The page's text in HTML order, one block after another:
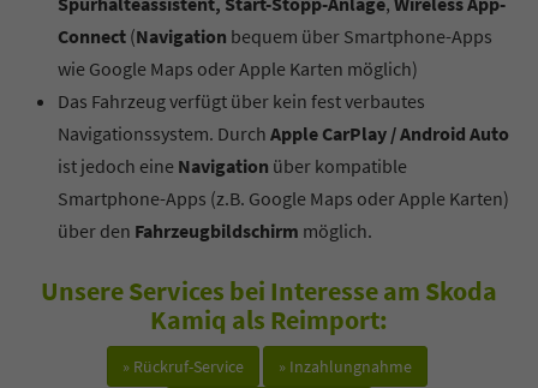
Connect (Navigation bequem über Smartphone-Apps
wie Google Maps oder Apple Karten möglich)
Das Fahrzeug verfügt über kein fest verbautes
Navigationssystem. Durch Apple CarPlay / Android Auto
ist jedoch eine Navigation über kompatible
Smartphone-Apps (z.B. Google Maps oder Apple Karten)
über den Fahrzeugbildschirm möglich.
Unsere Services bei Interesse am Skoda
Kamiq als Reimport:
» Rückruf-Service
» Inzahlungnahme